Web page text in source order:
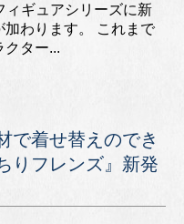
ィギュアシリーズに新
加わります。 これまで
クター...
で着せ替えのでき
りフレンズ』新発